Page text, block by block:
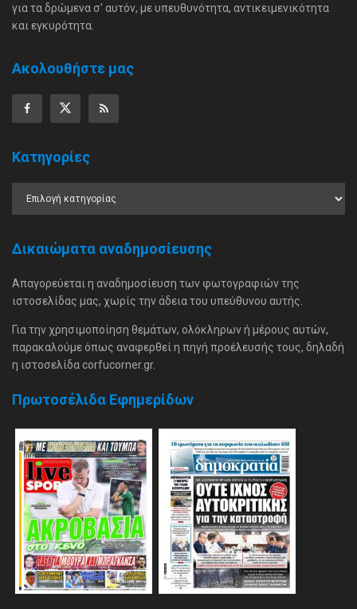
για τα δρώμενα σ' αυτόν, με υπευθυνότητα, αντικειμενικότητα
και εγκυρότητα.
Ακολουθήστε μας
Κατηγορίες
Δικαιώματα αναδημοσίευσης
Απαγορεύεται η αναδημοσίευση των φωτογραφιών της
ιστοσελίδας μας, χωρίς την άδεια του υπεύθυνου αυτής.
Για την χρησιμοποίηση θεμάτων, ολόκληρων ή μέρους αυτών,
παρακαλούμε όπως αναφερθεί η πηγή προέλευσής τους, δηλαδή
η ιστοσελίδα corfucorner.gr.
Πρωτοσέλιδα Εφημερίδων